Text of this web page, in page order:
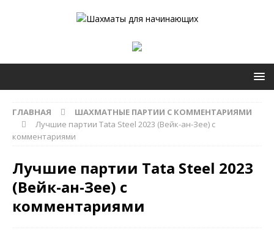
ГЛАВНАЯ
ШАХМАТНЫЕ ПАРТИИ С КОММЕНТАРИЯМИ
Лучшие партии Tata Steel 2023 (Вейк-ан-Зее) с
комментариями
Лучшие партии Tata Steel 2023
(Вейк-ан-Зее) с
комментариями